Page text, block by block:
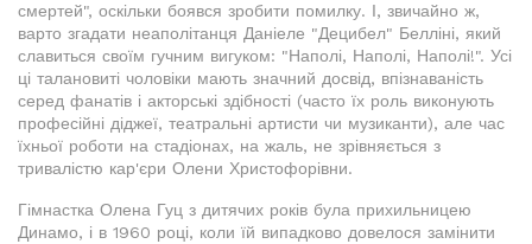
смертей", оскільки боявся зробити помилку. І, звичайно ж,
варто згадати неаполітанця Даніеле "Децибел" Белліні, який
славиться своїм гучним вигуком: "Наполі, Наполі, Наполі!". Усі
ці талановиті чоловіки мають значний досвід, впізнаваність
серед фанатів і акторські здібності (часто їх роль виконують
професійні діджеї, театральні артисти чи музиканти), але час
їхньої роботи на стадіонах, на жаль, не зрівняється з
тривалістю кар'єри Олени Христофорівни.
Гімнастка Олена Гуц з дитячих років була прихильницею
Динамо, і в 1960 році, коли їй випадково довелося замінити